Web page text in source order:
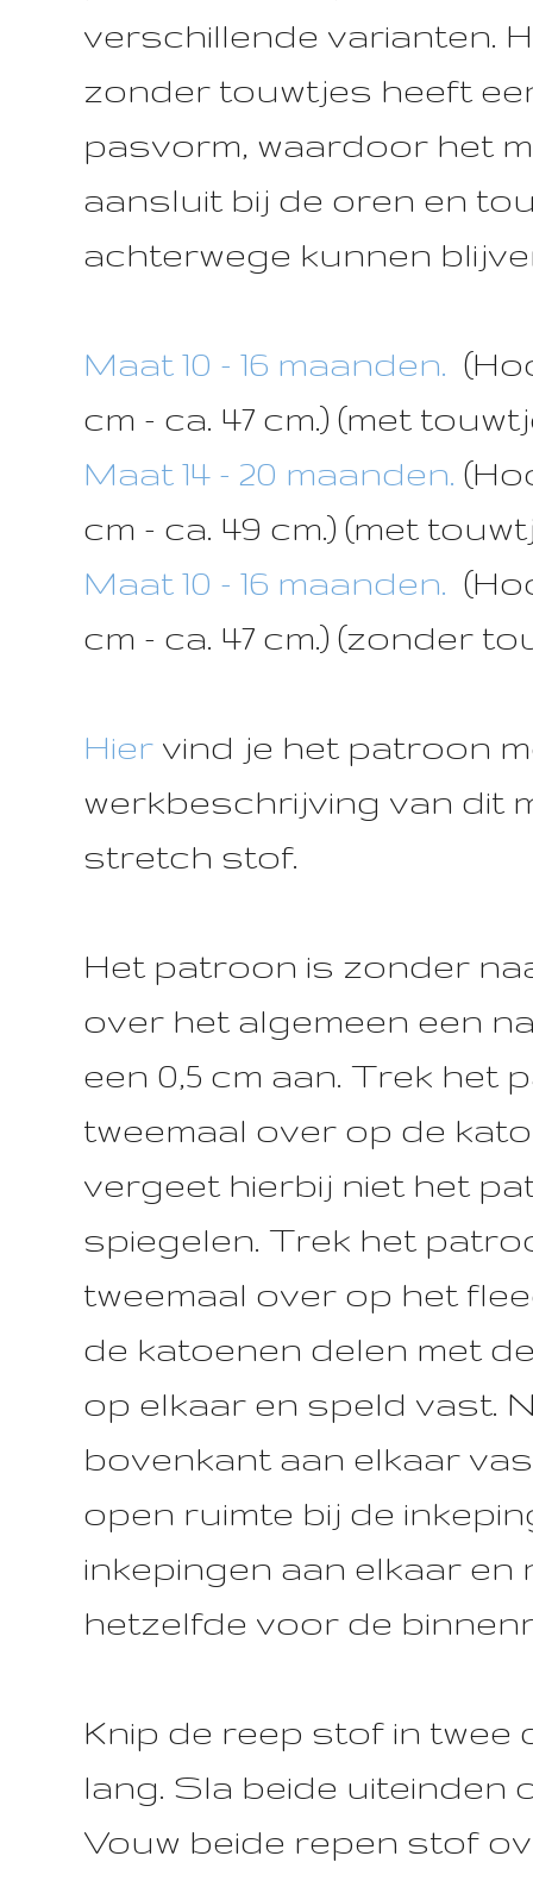
verschillende varianten.
zonder touwtjes heeft
pasvorm, waardoor het
aansluit bij de oren en
achterwege kunnen
Maat 10 - 16 maanden.
cm - ca. 47 cm.) (met
Maat 14 - 20 maanden.
cm - ca. 49 cm.) (met
Maat 10 - 16 maanden.
cm - ca. 47 cm.) (zonder
Hier vind je het patroon
werkbeschrijving van dit
stretch stof.
Het patroon is zonder
over het algemeen een
een 0,5 cm aan. Trek het
tweemaal over op de
vergeet hierbij niet het
spiegelen. Trek het
tweemaal over op het
de katoenen delen met
op elkaar en speld vast.
bovenkant aan elkaar
open ruimte bij de
inkepingen aan elkaar en
hetzelfde voor de
Knip de reep stof in twee
lang. Sla beide uiteinden
Vouw beide repen stof